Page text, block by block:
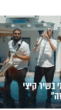
בשיר קיצי